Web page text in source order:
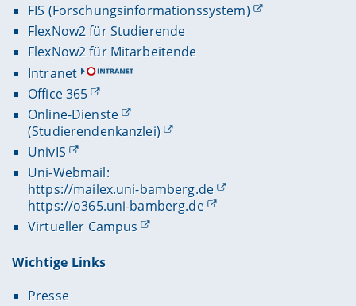
FIS (Forschungsinformationssystem)
FlexNow2 für Studierende
FlexNow2 für Mitarbeitende
Intranet
Office 365
Online-Dienste
(Studierendenkanzlei)
UnivIS
Uni-Webmail:
https://mailex.uni-bamberg.de
https://o365.uni-bamberg.de
Virtueller Campus
Wichtige Links
Presse